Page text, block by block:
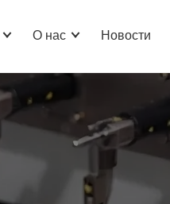
О нас Новости